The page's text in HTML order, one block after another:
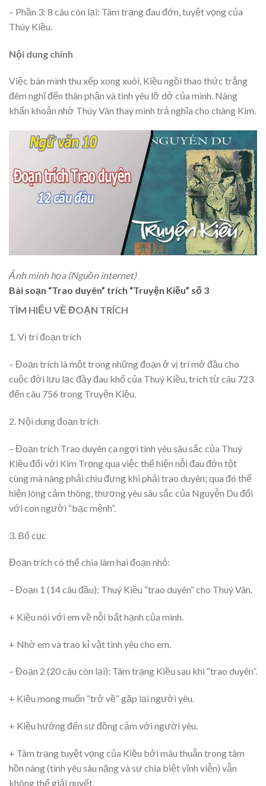
– Phần 3: 8 câu còn lại: Tâm trạng đau đớn, tuyệt vọng của
Thúy Kiều.
Nội dung chính
Việc bán mình thu xếp xong xuôi, Kiều ngồi thao thức trắng
đêm nghĩ đến thân phận và tình yêu lỡ dở của mình. Nàng
khẩn khoản nhờ Thúy Vân thay mình trả nghĩa cho chàng Kim.
Ảnh minh họa (Nguồn internet)
Bài soạn “Trao duyên” trích “Truyện Kiều” số 3
TÌM HIỂU VỀ ĐOẠN TRÍCH
1. Vị trí đoạn trích
– Đoạn trích là một trong những đoạn ở vị trí mở đầu cho
cuộc đời lưu lạc đầy đau khổ của Thuý Kiều, trích từ câu 723
đến câu 756 trong Truyện Kiều.
2. Nội dung đoạn trích
– Đoạn trích Trao duyên ca ngợi tình yêu sâu sắc của Thuý
Kiều đối với Kim Trọng qua việc thể hiện nỗi đau đớn tột
cùng mà nàng phải chịu đựng khi phải trao duyên; qua đó thể
hiện lòng cảm thông, thương yêu sâu sắc của Nguyễn Du đối
với con người “bạc mệnh”.
3. Bố cục
Đoạn trích có thể chia làm hai đoạn nhỏ:
– Đoạn 1 (14 câu đầu): Thuý Kiều “trao duyên” cho Thuý Vân.
+ Kiều nói với em về nỗi bất hạnh của mình.
+ Nhờ em và trao kỉ vật tình yêu cho em.
– Đoạn 2 (20 câu còn lại): Tâm trạng Kiều sau khi “trao duyên”.
+ Kiều mong muốn “trở về” gặp lại người yêu.
+ Kiều hướng đến sự đồng cảm với người yêu.
+ Tâm trạng tuyệt vọng của Kiều bởi mâu thuẫn trong tâm
hồn nàng (tình yêu sâu nặng và sự chia biệt vĩnh viễn) vẫn
không thể giải quyết.